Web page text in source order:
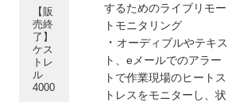
【販
売終
了】
ケス
トレ
ル
4000
するためのライブリモー
トモニタリング
・ オーディブルやテキス
ト、eメールでのアラー
トで作業現場のヒートス
トレスをモニターし、状